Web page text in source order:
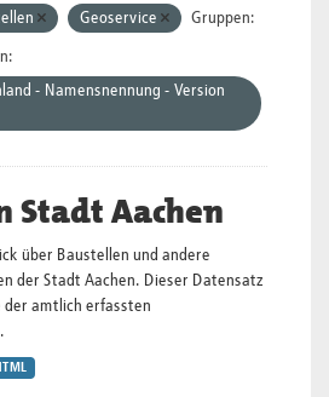
Geoservice Gruppen:
- Namensnennung - Version
Stadt Aachen
über Baustellen und andere
der Stadt Aachen. Dieser Datensatz
amtlich erfassten